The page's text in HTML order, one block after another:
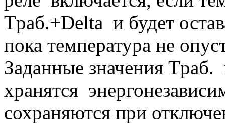
Tраб.+Delta и будет
пока температура не
Заданные значения
хранятся
сохраняются при